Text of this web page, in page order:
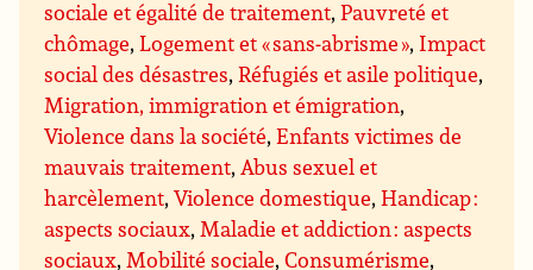
sociale et égalité de traitement,Pauvreté et
chômage,Logement et « sans-abrisme », Impact
social des désastres,Réfugiés et asile politique,
Migration, immigration et émigration,
Violence dans la société,Enfants victimes de
mauvais traitement,Abus sexuel et
harcèlement,Violence domestique,Handicap :
aspects sociaux,Maladie et addiction : aspects
sociaux,Mobilité sociale,Consumérisme,